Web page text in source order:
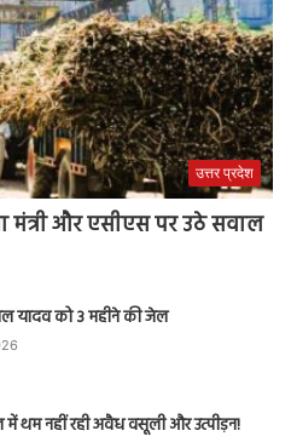
उत्तर प्रदेश
मंत्री और एसीएस पर उठे सवाल
यादव को 3 महीने की जेल
थम नहीं रही अवैध वसूली और उत्पीड़न!